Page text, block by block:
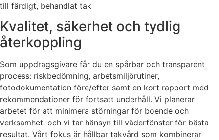
till färdigt, behandlat tak
Kvalitet, säkerhet och tydlig
återkoppling
Som uppdragsgivare får du en spårbar och transparent
process: riskbedömning, arbetsmiljörutiner,
fotodokumentation före/efter samt en kort rapport med
rekommendationer för fortsatt underhåll. Vi planerar
arbetet för att minimera störningar för boende och
verksamhet, och vi tar hänsyn till väderfönster för bästa
resultat. Vårt fokus är hållbar takvård som kombinerar